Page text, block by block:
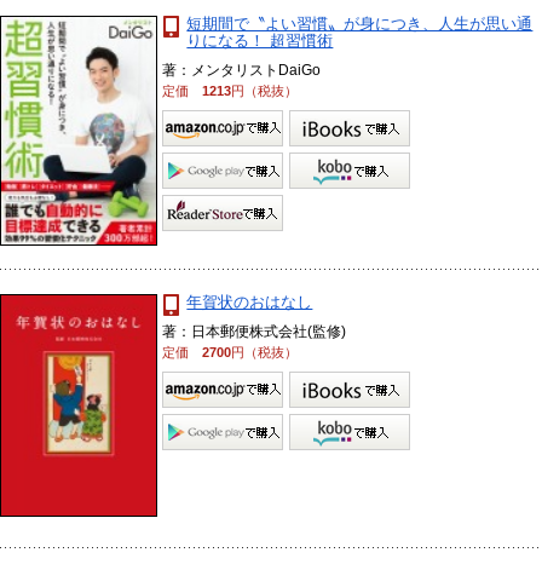
短期間で〝よい習慣〟が身につき、人生が思い通
りになる！ 超習慣術
著：メンタリストDaiGo
定価1213円（税抜）
年賀状のおはなし
著：日本郵便株式会社(監修)
定価2700円（税抜）